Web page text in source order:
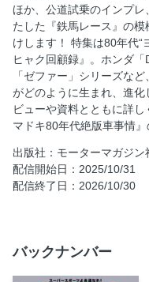
NEW MODEL
ン
NEW MODEL
ACCESSORIES
NEW MODEL
NEW MODEL
開!!
特別企画：空冷4発
イントロダクション：
が必要だ！
年］
ほか、公道試乗のインプ
たした『鉄馬レース』の模
けします！ 特集は80年代“
ヒャク回顧録』。ホンダ
「ゼファー」シリーズな
がどのように生まれ、進
ビューや資料とともに詳
マドキ80年代絶版車事情
出版社：モーターマガジン
配信開始日：2025/10/31
配信終了日：2026/10/30
バックナンバー